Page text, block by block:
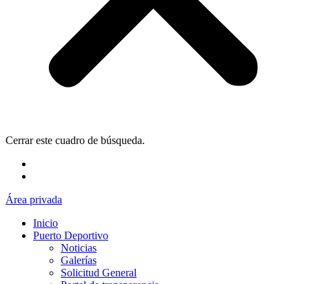
Cerrar este cuadro de búsqueda.
Área privada
Inicio
Puerto Deportivo
Noticias
Galerías
Solicitud General